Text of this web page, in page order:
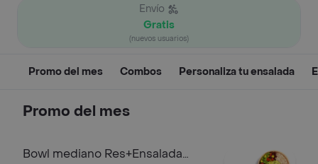
Envío
Gratis
(nuevos usuarios)
Promo del mes Combos Personaliza tu ensalada
Promo del mes
Bowl mediano Res+Ensalada